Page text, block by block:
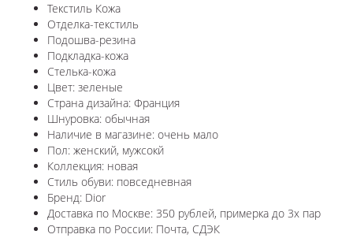
Текстиль Кожа
Отделка-текстиль
Подошва-резина
Подкладка-кожа
Стелька-кожа
Цвет: зеленые
Страна дизайна: Франция
Шнуровка: обычная
Наличие в магазине: очень мало
Пол: женский, мужсокй
Коллекция: новая
Стиль обуви: повседневная
Бренд: Dior
Доставка по Москве: 350 рублей, примерка до 3х пар
Отправка по России: Почта, СДЭК